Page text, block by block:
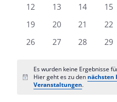
0
12
0
13
0
14
0
15
0
19
0
20
0
21
0
22
0
26
0
27
0
28
0
29
Hinweis
Es wurden keine Ergebnisse
Hier geht es zu den nächsten
Veranstaltungen.